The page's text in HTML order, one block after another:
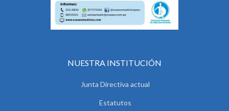
NUESTRA INSTITUCIÓN
Junta Directiva actual
Estatutos